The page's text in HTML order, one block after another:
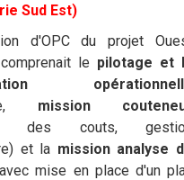
Sud Est)
d'OPC du projet
le pilotage et
mission
des couts,
et la mission analyse
avec mise en place d'un